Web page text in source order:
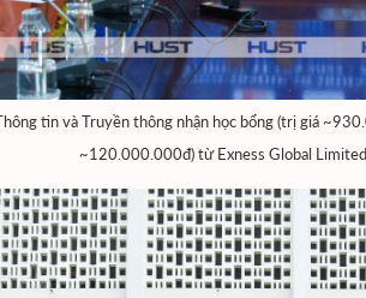
tin và Truyền thông nhận học bổng (trị giá
~120.000.000đ) từ Exness Global